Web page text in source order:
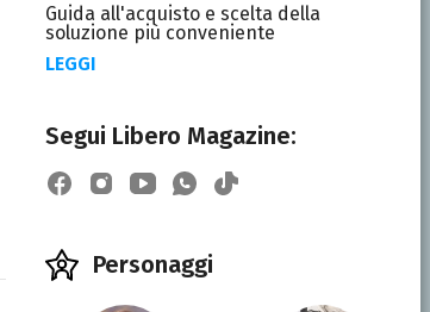
Guida all'acquisto e scelta della
soluzione più conveniente
LEGGI
Segui Libero Magazine:
Personaggi